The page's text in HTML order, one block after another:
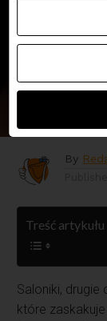
Saloniki
By
Treść artykułu
Saloniki,
które